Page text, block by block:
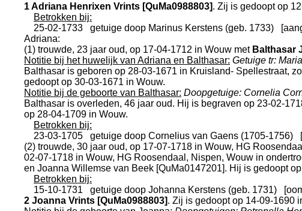
1 Adriana Henrixen Vrints [QuMa0988803]. Zij is gedoopt op
Betrokken bij:
25-02-1733
getuige doop Marinus Kerstens (geb. 1733)
Adriana:
(1) trouwde, 23 jaar oud, op 17-04-1712 in Wouw met Balthasar
Notitie bij het huwelijk van Adriana en Balthasar: Getuige tr:
Balthasar is geboren op 28-03-1671 in Kruisland- Spellestraat,
gedoopt op 30-03-1671 in Wouw.
Notitie bij de geboorte van Balthasar: Doopgetuige: Cornelia
Balthasar is overleden, 46 jaar oud. Hij is begraven op 23-02-
op 28-04-1709 in Wouw.
Betrokken bij:
23-03-1705
getuige doop Cornelius van Gaens (1705-1756)
(2) trouwde, 30 jaar oud, op 17-07-1718 in Wouw, HG
02-07-1718 in Wouw, HG Roosendaal, Nispen, Wouw in
en Joanna Willemse van Beek [QuMa0147201]. Hij is gedoopt
Betrokken bij:
15-10-1731
getuige doop Johanna Kerstens (geb. 1731)
2 Joanna Vrints [QuMa0988803]. Zij is gedoopt op 14-09-1690